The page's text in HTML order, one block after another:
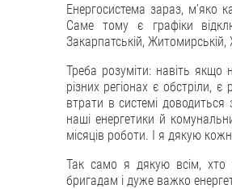
Енергосистема зараз, мʼяко
Саме тому є графіки
Закарпатській, Житомирській,
Треба розуміти: навіть
різних регіонах є обстріли,
втрати в системі
наші енергетики й
місяців роботи. І я дякую
Так само я дякую всім, хто
бригадам і дуже важко